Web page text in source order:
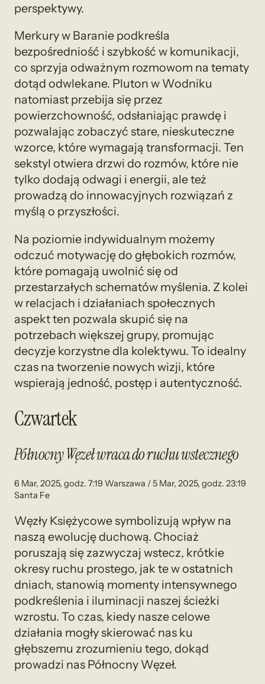
perspektywy.
Merkury w Baranie podkreśla
bezpośredniość i szybkość w komunikacji,
co sprzyja odważnym rozmowom na tematy
dotąd odwlekane. Pluton w Wodniku
natomiast przebija się przez
powierzchowność, odsłaniając prawdę i
pozwalając zobaczyć stare, nieskuteczne
wzorce, które wymagają transformacji. Ten
sekstyl otwiera drzwi do rozmów, które nie
tylko dodają odwagi i energii, ale też
prowadzą do innowacyjnych rozwiązań z
myślą o przyszłości.
Na poziomie indywidualnym możemy
odczuć motywację do głębokich rozmów,
które pomagają uwolnić się od
przestarzałych schematów myślenia. Z kolei
w relacjach i działaniach społecznych
aspekt ten pozwala skupić się na
potrzebach większej grupy, promując
decyzje korzystne dla kolektywu. To idealny
czas na tworzenie nowych wizji, które
wspierają jedność, postęp i autentyczność.
Czwartek
Północny Węzeł wraca do ruchu wstecznego
6 Mar, 2025, godz. 7:19 Warszawa / 5 Mar, 2025, godz. 23:19
Santa Fe
Węzły Księżycowe symbolizują wpływ na
naszą ewolucję duchową. Chociaż
poruszają się zazwyczaj wstecz, krótkie
okresy ruchu prostego, jak te w ostatnich
dniach, stanowią momenty intensywnego
podkreślenia i iluminacji naszej ścieżki
wzrostu. To czas, kiedy nasze celowe
działania mogły skierować nas ku
głębszemu zrozumieniu tego, dokąd
prowadzi nas Północny Węzeł.